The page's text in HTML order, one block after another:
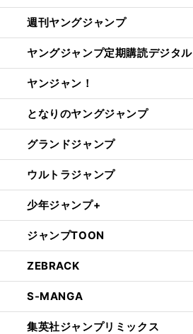
週刊ヤングジャンプ
ヤングジャンプ定期購読デジタル
ヤンジャン！
となりのヤングジャンプ
グランドジャンプ
ウルトラジャンプ
少年ジャンプ+
ジャンプTOON
ZEBRACK
S-MANGA
集英社ジャンプリミックス